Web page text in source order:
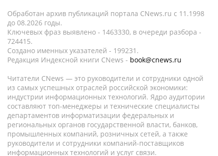
Обработан архив публикаций портала CNews.ru c 11.1998
до 08.2026 годы.
Ключевых фраз выявлено - 1463330, в очереди разбора -
724415.
Создано именных указателей - 199231.
Редакция Индексной книги CNews - book@cnews.ru
Читатели CNews — это руководители и сотрудники одной
из самых успешных отраслей российской экономики:
индустрии информационных технологий. Ядро аудитории
составляют топ-менеджеры и технические специалисты
департаментов информатизации федеральных и
региональных органов государственной власти, банков,
промышленных компаний, розничных сетей, а также
руководители и сотрудники компаний-поставщиков
информационных технологий и услуг связи.